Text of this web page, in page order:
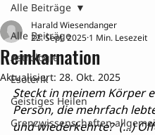
Alle Beiträge
Astrologie
Esoterik
Geistiges Heilen
Grenzwissenschaften allgemei
Alle Beiträge
Reinkarnation
Harald Wiesendanger
22. Sept. 2025 1 Min. Lesezeit
Aktualisiert: 28. Okt. 2025
Steckt in meinem Körper
Person, die mehrfach
und wiederkehrte?  (...)